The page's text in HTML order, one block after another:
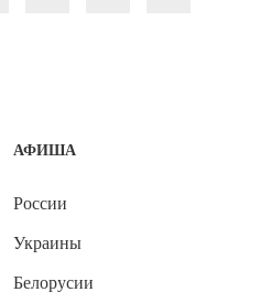
АФИША
России
Украины
Белорусии